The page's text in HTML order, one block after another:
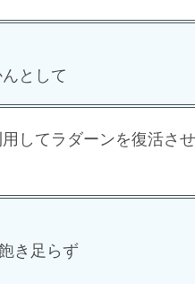
として
してラダーンを復活さ
き足らず